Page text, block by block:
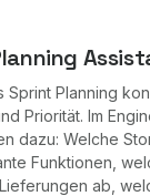
Sprint Planning
Priorität. Im
dazu: Welche
Funktionen,
ab,